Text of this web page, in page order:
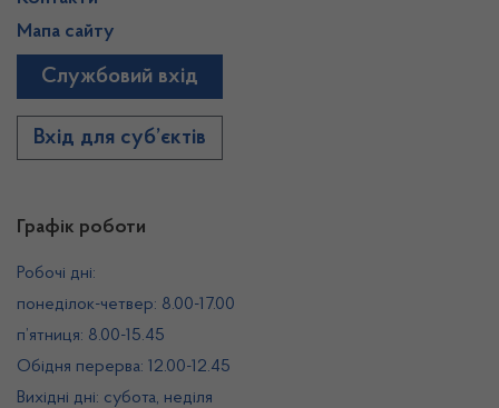
Графік роботи
Робочі дні:
понеділок-четвер: 8.00-17.00
п’ятниця: 8.00-15.45
Обідня перерва: 12.00-12.45
Вихідні дні: субота, неділя
Мапа сайту
Службовий вхід
Вхід для суб’єктів